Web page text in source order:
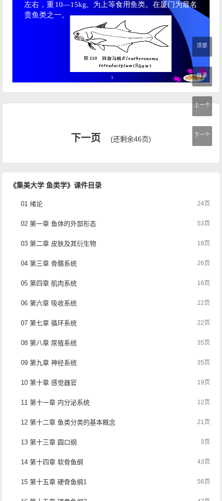
下一页 (还剩余46页)
《集美大学 鱼类学》课件目录
01 绪论 24页
02 第一章 鱼体的外部形态 53页
03 第二章 皮肤及其衍生物 18页
04 第三章 骨骼系统 26页
05 第四章 肌肉系统 16页
06 第六章 吸收系统 22页
07 第七章 循环系统 22页
08 第八章 尿殖系统 35页
09 第九章 神经系统 35页
10 第十章 感觉器官 19页
11 第十一章 内分泌系统 12页
12 第十二章 鱼类分类的基本概念 21页
13 第十三章 圆口纲 3页
14 第十四章 软骨鱼纲 43页
15 第十五章 硬骨鱼纲1 56页
顶部
目录
上一个
下一个